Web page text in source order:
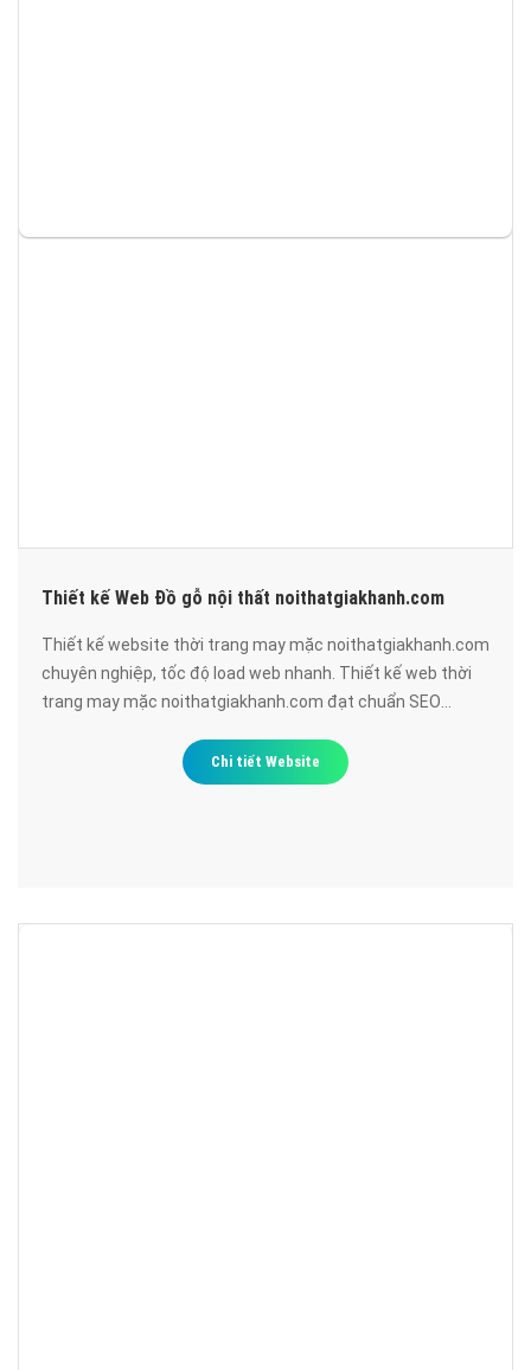
Thiết kế Web Đồ gỗ nội thất noithatgiakhanh.com
Thiết kế website thời trang may mặc noithatgiakhanh.com
chuyên nghiệp, tốc độ load web nhanh. Thiết kế web thời
trang may mặc noithatgiakhanh.com đạt chuẩn SEO
Chi tiết Website